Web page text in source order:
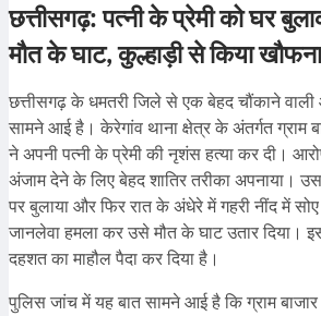
छत्तीसगढ़: पत्नी के प्रेमी को घर
मौत के घाट, कुल्हाड़ी से किया
छत्तीसगढ़ के धमतरी जिले से एक बेहद चौंकाने
सामने आई है। केरेगांव थाना क्षेत्र के अंतर्गत ग्राम
ने अपनी पत्नी के प्रेमी की नृशंस हत्या कर दी।
अंजाम देने के लिए बेहद शातिर तरीका अपनाया।
पर बुलाया और फिर रात के अंधेरे में गहरी नींद में
जानलेवा हमला कर उसे मौत के घाट उतार दिया।
दहशत का माहौल पैदा कर दिया है।
पुलिस जांच में यह बात सामने आई है कि ग्राम बाजार